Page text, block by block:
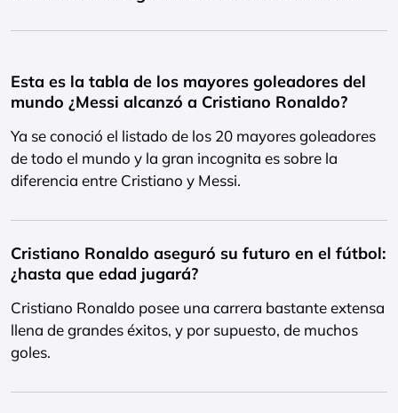
Esta es la tabla de los mayores goleadores del
mundo ¿Messi alcanzó a Cristiano Ronaldo?
Ya se conoció el listado de los 20 mayores goleadores
de todo el mundo y la gran incognita es sobre la
diferencia entre Cristiano y Messi.
Cristiano Ronaldo aseguró su futuro en el fútbol:
¿hasta que edad jugará?
Cristiano Ronaldo posee una carrera bastante extensa
llena de grandes éxitos, y por supuesto, de muchos
goles.